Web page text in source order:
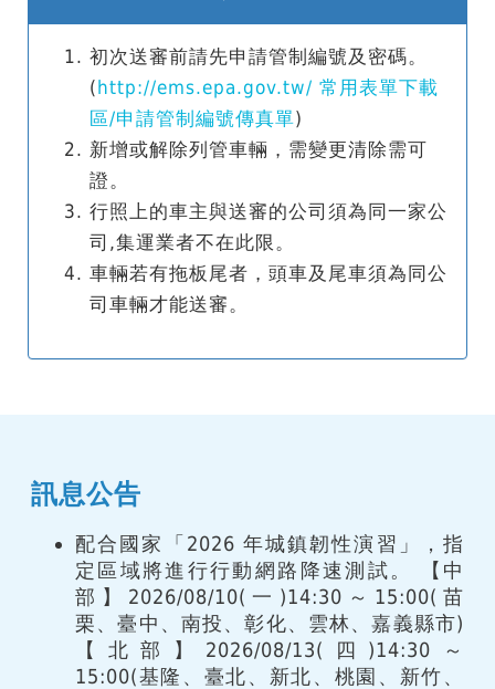
初次送審前請先申請管制編號及密碼。
(http://ems.epa.gov.tw/ 常用表單下載
區/申請管制編號傳真單)
新增或解除列管車輛，需變更清除需可
證。
行照上的車主與送審的公司須為同一家公
司,集運業者不在此限。
車輛若有拖板尾者，頭車及尾車須為同公
司車輛才能送審。
訊息公告
配合國家「2026 年城鎮韌性演習」，指
定區域將進行行動網路降速測試。 【中
部】2026/08/10(一)14:30～15:00(苗
栗、臺中、南投、彰化、雲林、嘉義縣市)
【北部】2026/08/13(四)14:30～
15:00(基隆、臺北、新北、桃園、新竹、